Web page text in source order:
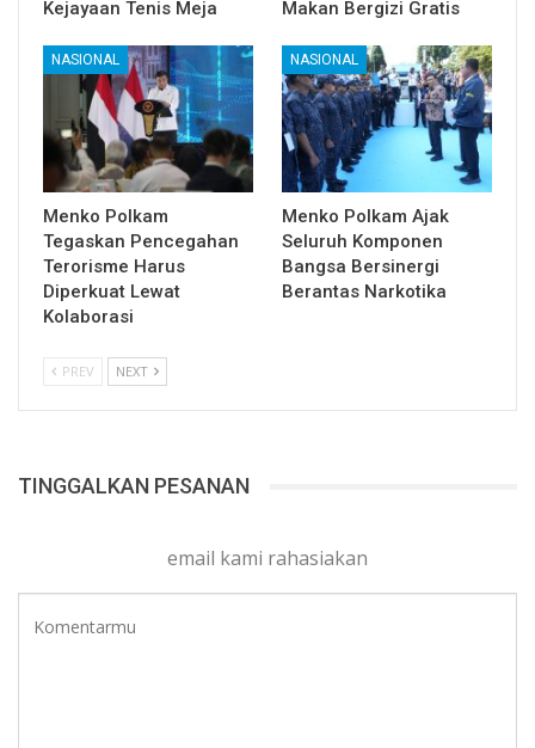
Kejayaan Tenis Meja
Makan Bergizi Gratis
NASIONAL
Menko Polkam
Tegaskan Pencegahan
Terorisme Harus
Diperkuat Lewat
Kolaborasi
NASIONAL
Menko Polkam Ajak
Seluruh Komponen
Bangsa Bersinergi
Berantas Narkotika
PREV NEXT
TINGGALKAN PESANAN
email kami rahasiakan